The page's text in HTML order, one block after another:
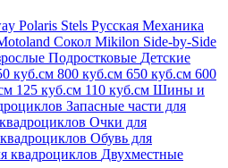
Polaris Stels Русская Механика
Сокол Mikilon Side-by-Side
Подростковые Детские
куб.см 800 куб.см 650 куб.см 600
125 куб.см 110 куб.см Шины и
Запасные части для
Очки для
Обувь для
квадроциклов Двухместные